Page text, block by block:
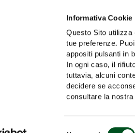
Informativa Cookie
Questo Sito utilizza
tue preferenze.
appositi pulsanti in
In ogni caso, il
tuttavia, alcuni
decidere se
consultare la nostra
- Fax: +39 064076370